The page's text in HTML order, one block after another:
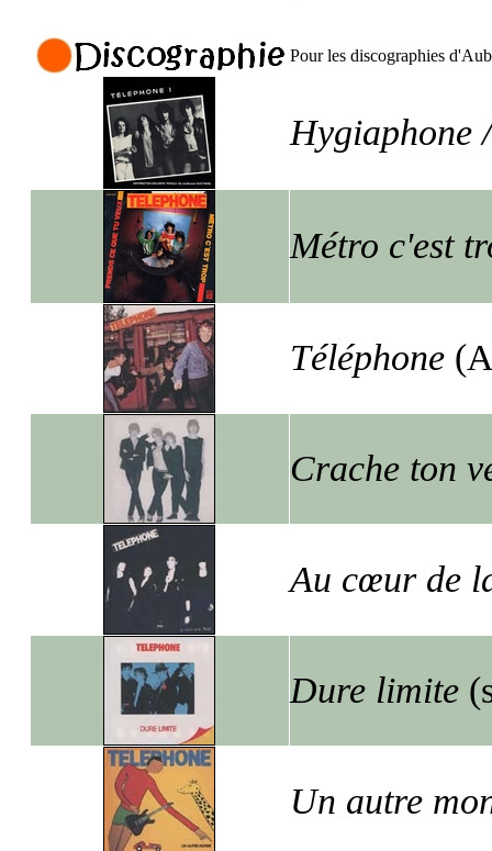
Pour les discographies
Hygiaphone
Métro c'est
Téléphone
Crache ton
Au cœur de
Dure limite
Un autre